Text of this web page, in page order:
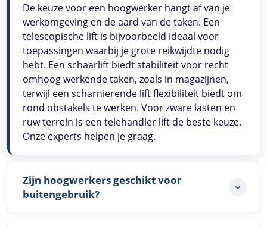
De keuze voor een hoogwerker hangt af van je
werkomgeving en de aard van de taken. Een
telescopische lift is bijvoorbeeld ideaal voor
toepassingen waarbij je grote reikwijdte nodig
hebt. Een schaarlift biedt stabiliteit voor recht
omhoog werkende taken, zoals in magazijnen,
terwijl een scharnierende lift flexibiliteit biedt om
rond obstakels te werken. Voor zware lasten en
ruw terrein is een telehandler lift de beste keuze.
Onze experts helpen je graag.
Zijn hoogwerkers geschikt voor
buitengebruik?